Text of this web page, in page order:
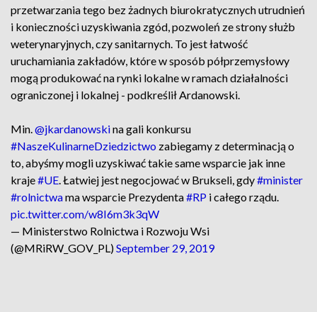
przetwarzania tego bez żadnych biurokratycznych utrudnień
i konieczności uzyskiwania zgód, pozwoleń ze strony służb
weterynaryjnych, czy sanitarnych. To jest łatwość
uruchamiania zakładów, które w sposób półprzemysłowy
mogą produkować na rynki lokalne w ramach działalności
ograniczonej i lokalnej - podkreślił Ardanowski.
Min.@jkardanowskina gali konkursu
#NaszeKulinarneDziedzictwo zabiegamy z determinacją o
to, abyśmy mogli uzyskiwać takie same wsparcie jak inne
kraje#UE. Łatwiej jest negocjować w Brukseli, gdy#minister
#rolnictwama wsparcie Prezydenta#RP i całego rządu.
pic.twitter.com/w8I6m3k3qW
— Ministerstwo Rolnictwa i Rozwoju Wsi
(@MRiRW_GOV_PL)September 29, 2019